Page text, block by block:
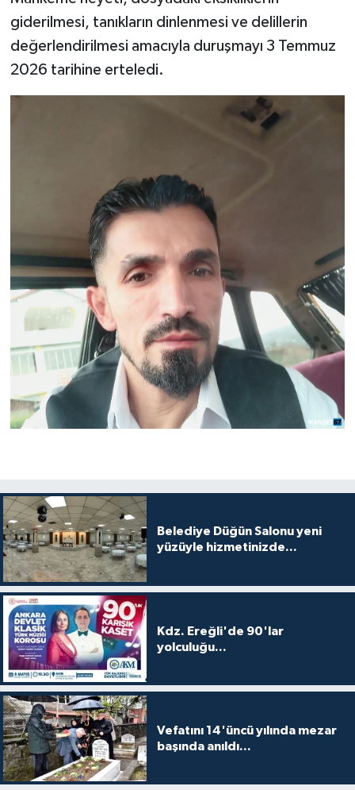
giderilmesi, tanıkların dinlenmesi ve delillerin
değerlendirilmesi amacıyla duruşmayı 3 Temmuz
2026 tarihine erteledi.
Belediye Düğün Salonu yeni
yüzüyle hizmetinizde...
Kdz. Ereğli'de 90'lar
yolculuğu...
Vefatını 14'üncü yılında mezar
başında anıldı...